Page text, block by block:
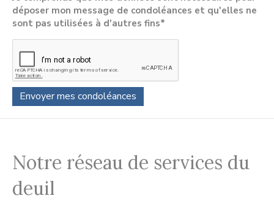
déposer mon message de condoléances et qu'elles ne
sont pas utilisées à d'autres fins*
Notre réseau de services du
deuil